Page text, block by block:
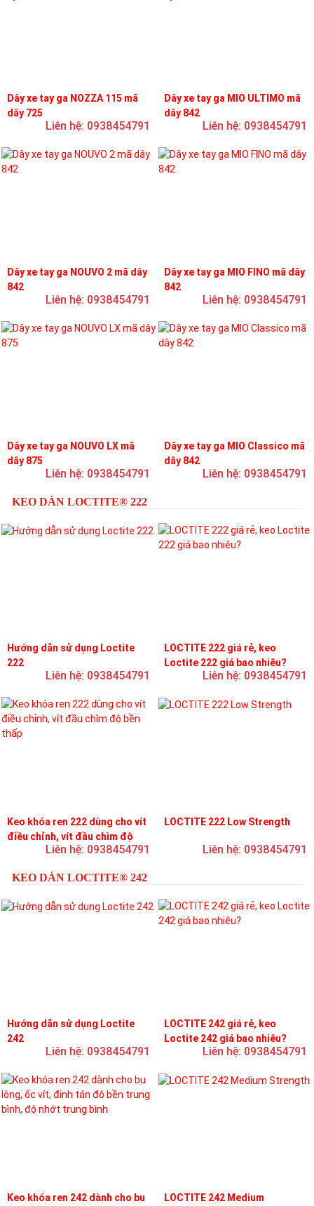
Dây xe tay ga NOZZA 115 mã
dây 725
Liên hệ: 0938454791
Dây xe tay ga MIO ULTIMO mã
dây 842
Liên hệ: 0938454791
Dây xe tay ga NOUVO 2 mã dây
842
Liên hệ: 0938454791
Dây xe tay ga MIO FINO mã dây
842
Liên hệ: 0938454791
Dây xe tay ga NOUVO LX mã
dây 875
Liên hệ: 0938454791
Dây xe tay ga MIO Classico mã
dây 842
Liên hệ: 0938454791
KEO DÁN LOCTITE® 222
Hướng dẫn sử dụng Loctite
222
Liên hệ: 0938454791
LOCTITE 222 giá rẻ, keo
Loctite 222 giá bao nhiêu?
Liên hệ: 0938454791
Keo khóa ren 222 dùng cho vít
điều chỉnh, vít đầu chìm độ
bền thấpLiên hệ: 0938454791
LOCTITE 222 Low Strength
Liên hệ: 0938454791
KEO DÁN LOCTITE® 242
Hướng dẫn sử dụng Loctite
242
Liên hệ: 0938454791
LOCTITE 242 giá rẻ, keo
Loctite 242 giá bao nhiêu?
Liên hệ: 0938454791
Keo khóa ren 242 dành cho bu
LOCTITE 242 Medium